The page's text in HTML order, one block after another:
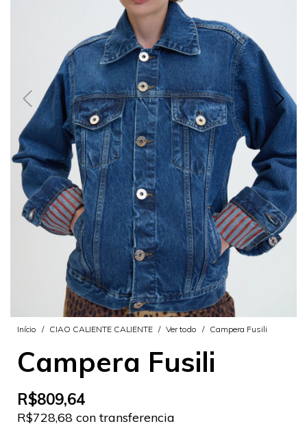
Início / CIAO CALIENTE CALIENTE / Ver todo / Campera Fusili
Campera Fusili
R$809,64
R$728,68 con transferencia